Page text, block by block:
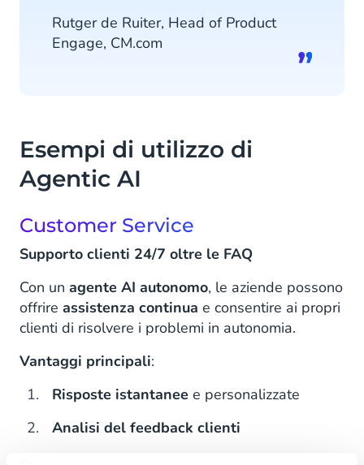
Rutger de Ruiter, Head of Product
Engage, CM.com
Esempi di utilizzo di
Agentic AI
Customer Service
Supporto clienti 24/7 oltre le FAQ
Con un agente AI autonomo, le aziende possono
offrire assistenza continua e consentire ai propri
clienti di risolvere i problemi in autonomia.
Vantaggi principali:
Risposte istantanee e personalizzate
Analisi del feedback clienti